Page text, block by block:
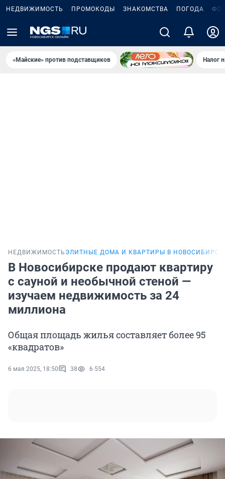
НЕДВИЖИМОСТЬ ПРОМОКОДЫ ЗНАКОМСТВА ПОГОДА
«Майские» против подставщиков Налог
НЕДВИЖИМОСТЬ ЭЛИТНЫЕ ДОМА И КВАРТИРЫ В
В Новосибирске продают квартиру
с сауной и необычной стеной —
изучаем недвижимость за 24
миллиона
Общая площадь жилья составляет более 95
«квадратов»
6 мая 2025, 18:50 38 6 554